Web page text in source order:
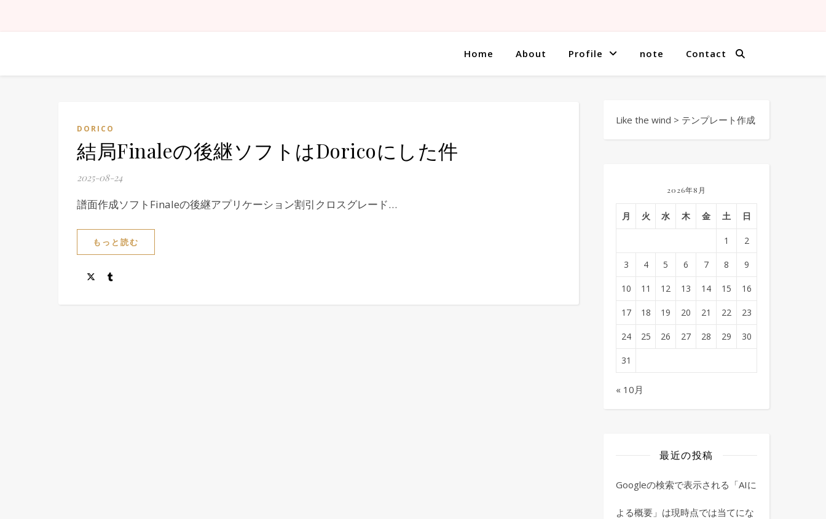
Home About Profile note Contact
DORICO
結局Finaleの後継ソフトはDoricoにした件
2025-08-24
譜面作成ソフトFinaleの後継アプリケーション割引クロスグレード…
もっと読む
Like the wind > テンプレート作成
2026年8月
月 火 水 木 金 土 日
1 2
3 4 5 6 7 8 9
10 11 12 13 14 15 16
17 18 19 20 21 22 23
24 25 26 27 28 29 30
31
« 10月
最近の投稿
Googleの検索で表示される「AIに
よる概要」は現時点では当てにな